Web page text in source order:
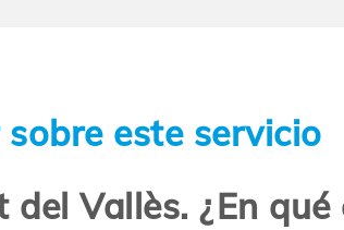
este servicio
Vallès. ¿En qué